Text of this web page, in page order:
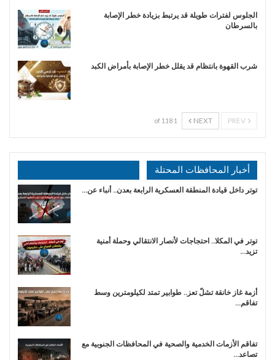
الجلوس لفترات طويلة قد يرتبط بزيادة خطر الإصابة
بالسرطان
شرب القهوة بانتظام قد يقلل خطر الإصابة بأمراض الكبد
NEXT
1 of 118
أخبار المحافظات المحتلة
توتر داخل قيادة المنطقة العسكرية الرابعة بعدن.. أنباء عن…
توتر في المكلا.. احتجاجات لأنصار الانتقالي وحملة أمنية
تزيد…
أزمة غاز خانقة تشلّ تعز.. طوابير تمتد لكيلومترين وسط
تفاقم…
تفاقم الأزمات الخدمية والصحية في المحافظات الجنوبية مع
تصاعد…